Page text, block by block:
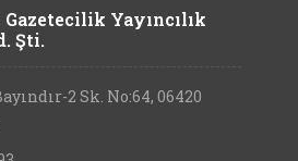
Yayıncılık
Şti.
2 Sk. No:64, 06420